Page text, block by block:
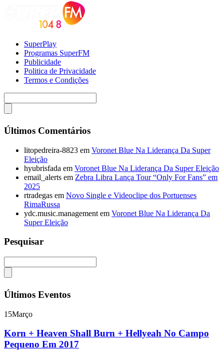
SuperPlay
Programas SuperFM
Publicidade
Politica de Privacidade
Termos e Condições
Últimos Comentários
litopedreira-8823 em Voronet Blue Na Liderança Da Super
Eleição
hyubrisfada em Voronet Blue Na Liderança Da Super Eleição
email_alerts em Zebra Libra Lança Tour “Only For Fans” em
2025
rtradegas em Novo Single e Videoclipe dos Portuenses
RimaRussa
ydc.music.management em Voronet Blue Na Liderança Da
Super Eleição
Pesquisar
Últimos Eventos
15Março
Korn + Heaven Shall Burn + Hellyeah No Campo
Pequeno Em 2017